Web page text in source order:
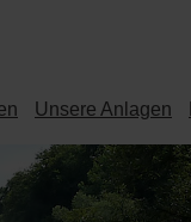
Unsere Anlagen